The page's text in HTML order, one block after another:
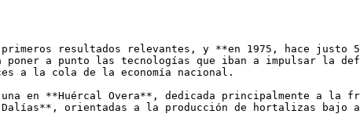
primeros resultados relevantes, y **en 1975, hace
poner a punto las tecnologías que iban a impulsar la
a la cola de la economía nacional.
en **Huércal Overa**, dedicada principalmente a
Dalías**, orientadas a la producción de hortalizas bajo